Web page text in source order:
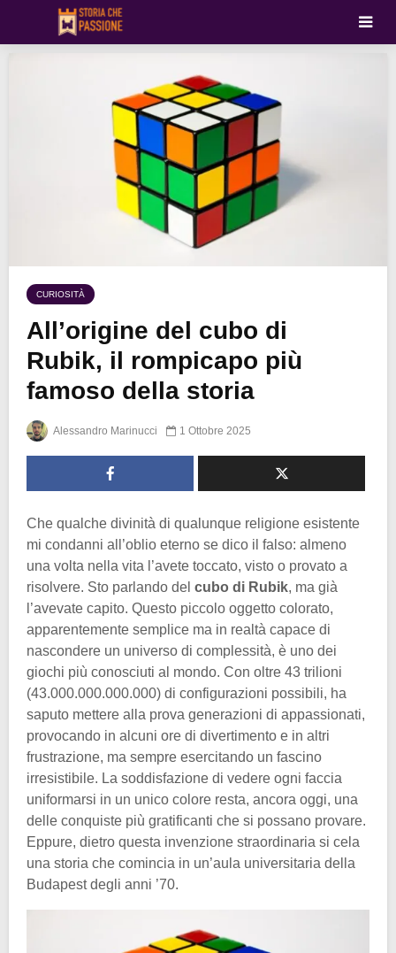
CURIOSITÀ
All’origine del cubo di
Rubik, il rompicapo più
famoso della storia
Alessandro Marinucci 1 Ottobre 2025
Che qualche divinità di qualunque religione esistente
mi condanni all’oblio eterno se dico il falso: almeno
una volta nella vita l’avete toccato, visto o provato a
risolvere. Sto parlando del cubo di Rubik, ma già
l’avevate capito. Questo piccolo oggetto colorato,
apparentemente semplice ma in realtà capace di
nascondere un universo di complessità, è uno dei
giochi più conosciuti al mondo. Con oltre 43 trilioni
(43.000.000.000.000) di configurazioni possibili, ha
saputo mettere alla prova generazioni di appassionati,
provocando in alcuni ore di divertimento e in altri
frustrazione, ma sempre esercitando un fascino
irresistibile. La soddisfazione di vedere ogni faccia
uniformarsi in un unico colore resta, ancora oggi, una
delle conquiste più gratificanti che si possano provare.
Eppure, dietro questa invenzione straordinaria si cela
una storia che comincia in un’aula universitaria della
Budapest degli anni ’70.